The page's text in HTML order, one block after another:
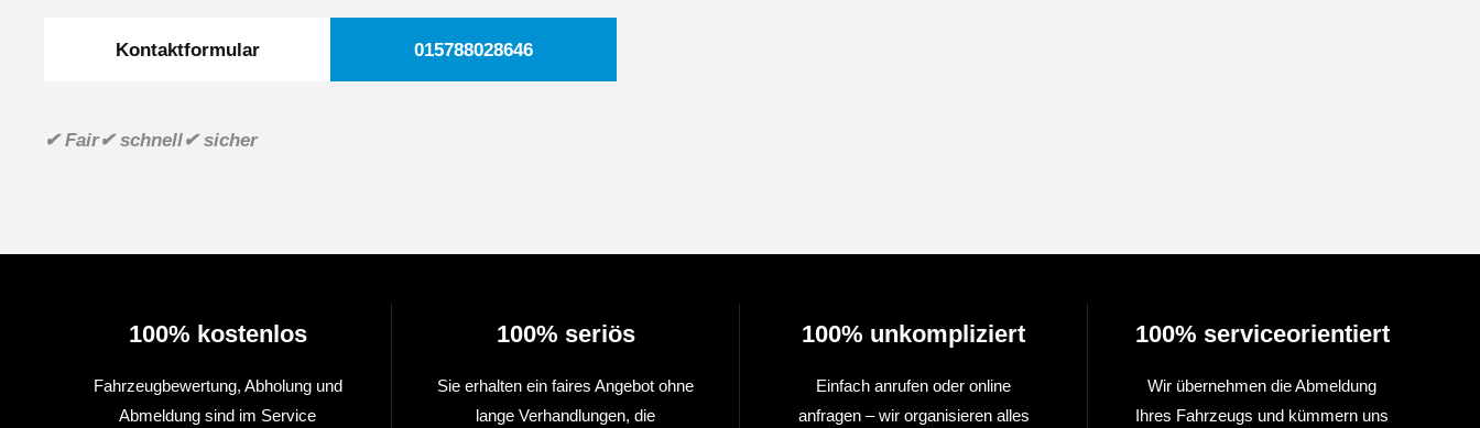
Kontaktformular 015788028646
✔ Fair✔ schnell✔ sicher
100% kostenlos
Fahrzeugbewertung, Abholung und
Abmeldung sind im Service
100% seriös
Sie erhalten ein faires Angebot ohne
lange Verhandlungen, die
100% unkompliziert
Einfach anrufen oder online
anfragen – wir organisieren alles
100% serviceorientiert
Wir übernehmen die Abmeldung
Ihres Fahrzeugs und kümmern uns